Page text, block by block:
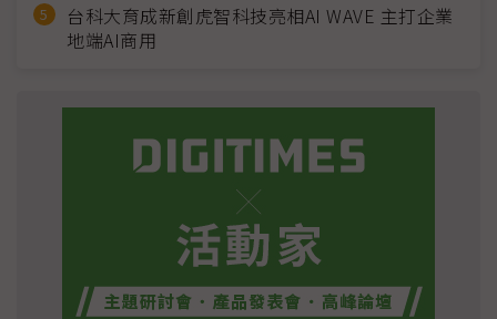
台科大育成新創虎智科技亮相AI WAVE 主打企業
地端AI商用